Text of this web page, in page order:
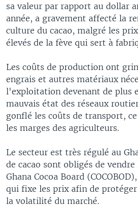
sa valeur par rapport au dollar
année, a gravement affecté la
culture du cacao, malgré les
élevés de la fève qui sert à
Les coûts de production ont
engrais et autres matériaux
l'exploitation devenant de plus
mauvais état des réseaux
gonflé les coûts de transport,
les marges des agriculteurs.
Le secteur est très régulé au
de cacao sont obligés de
Ghana Cocoa Board
qui fixe les prix afin de
la volatilité du marché.